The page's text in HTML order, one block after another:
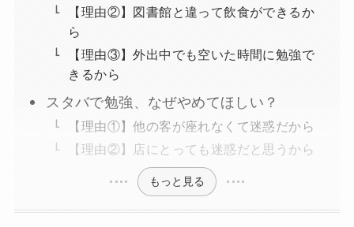
【理由②】図書館と違って飲食ができるか
ら
【理由③】外出中でも空いた時間に勉強で
きるから
スタバで勉強、なぜやめてほしい？
【理由①】他の客が座れなくて迷惑だから
【理由②】店にとっても迷惑だと思うから
もっと見る